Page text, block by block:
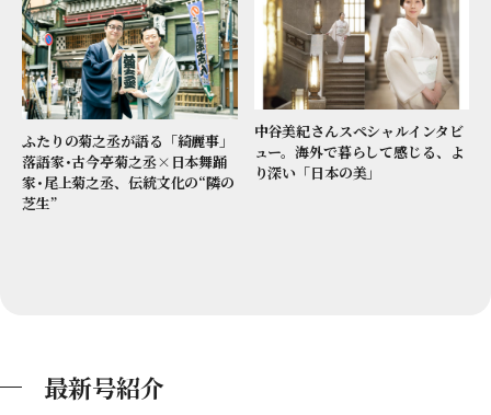
ふたりの菊之丞が語る「綺麗事」
落語家･古今亭菊之丞×日本舞踊
家･尾上菊之丞、伝統文化の“隣の
芝生”
中谷美紀さんスペシャルインタビ
ュー。海外で暮らして感じる、よ
り深い「日本の美」
最新号紹介